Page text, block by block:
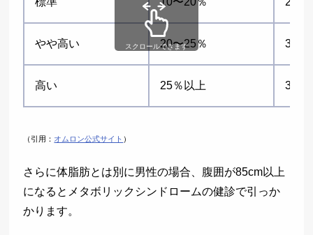
やや高い 20〜25％ 30〜
高い 25％以上 35％
スクロールできます
（引用： オムロン公式サイト ）
さらに体脂肪とは別に男性の場合、腹囲が85cm以上
になるとメタボリックシンドロームの健診で引っか
かります。